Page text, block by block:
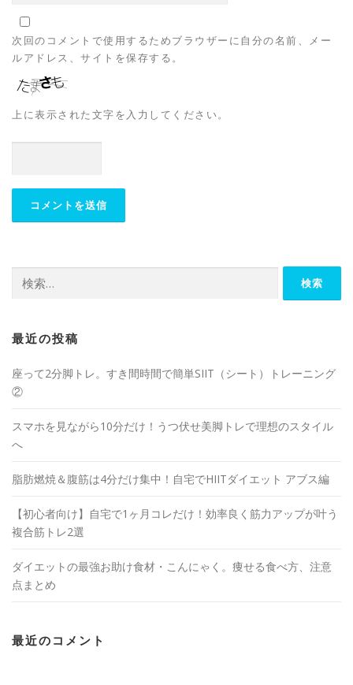
次回のコメントで使用するためブラウザーに自分の名前、メー
ルアドレス、サイトを保存する。
上に表示された文字を入力してください。
最近の投稿
座って2分脚トレ。すき間時間で簡単SIIT（シート）トレーニング
②
スマホを見ながら10分だけ！うつ伏せ美脚トレで理想のスタイル
へ
脂肪燃焼＆腹筋は4分だけ集中！自宅でHIITダイエット アブス編
【初心者向け】自宅で1ヶ月コレだけ！効率良く筋力アップが叶う
複合筋トレ2選
ダイエットの最強お助け食材・こんにゃく。痩せる食べ方、注意
点まとめ
最近のコメント